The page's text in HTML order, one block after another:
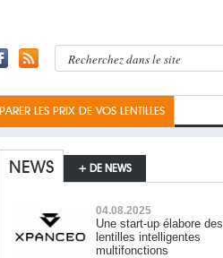
LES PRIX DE VOS LENTILLES
NEWS + DE NEWS
04.08.2025
Une start-up élabore des
lentilles intelligentes
multifonctions